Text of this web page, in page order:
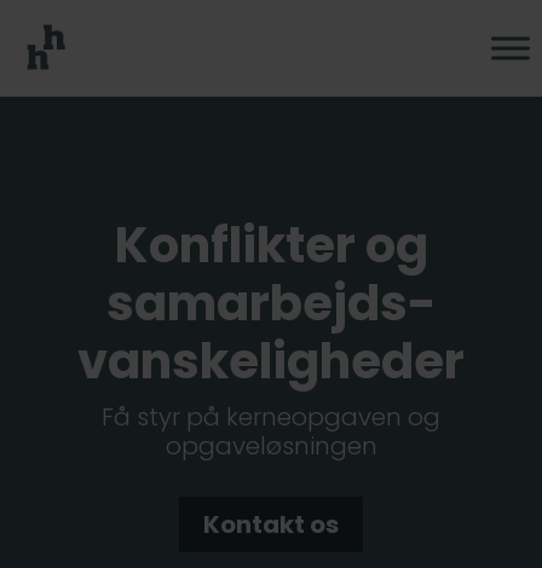
Konflikter og
samarbejds­
vanskeligheder
Få styr på kerneopgaven og
opgaveløsningen
Kontakt os